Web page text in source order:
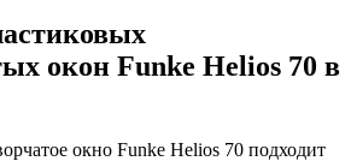
окон Funke Helios 70 в
окно Funke Helios 70 подходит